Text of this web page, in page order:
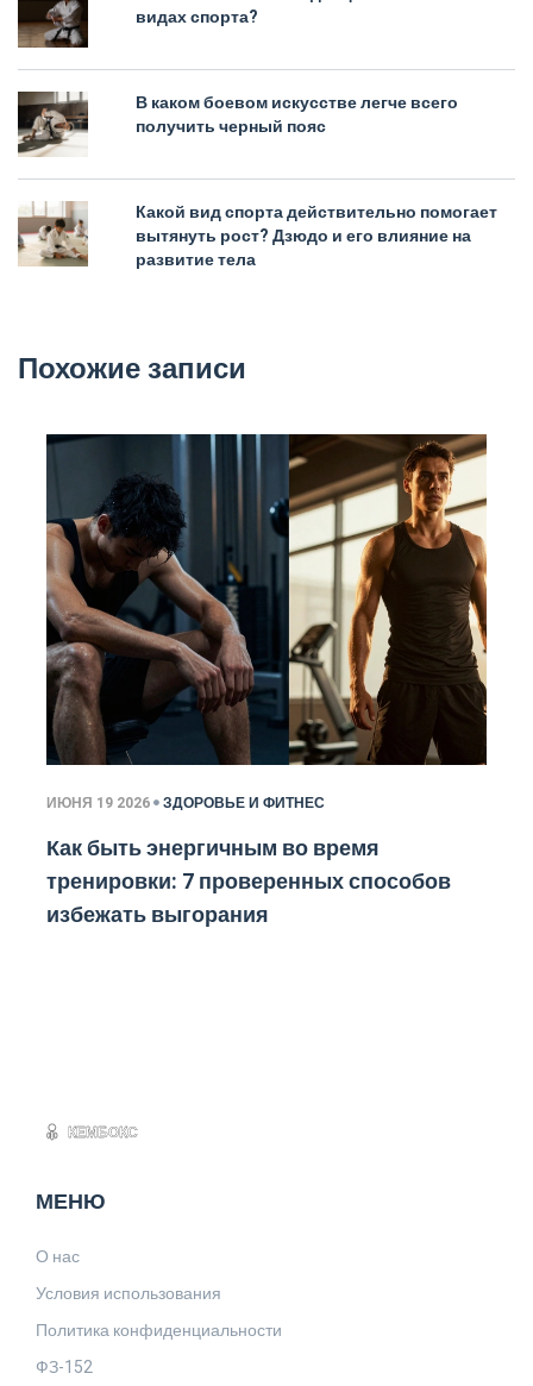
видах спорта?
В каком боевом искусстве легче всего
получить черный пояс
Какой вид спорта действительно помогает
вытянуть рост? Дзюдо и его влияние на
развитие тела
Похожие записи
ИЮНЯ 19 2026 ЗДОРОВЬЕ И ФИТНЕС
Как быть энергичным во время
тренировки: 7 проверенных способов
избежать выгорания
МЕНЮ
О нас
Условия использования
Политика конфиденциальности
ФЗ-152